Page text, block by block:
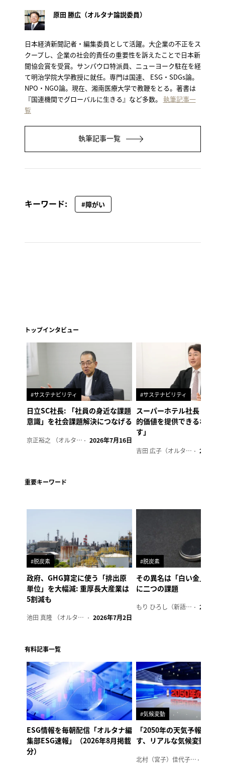
原田 勝広（オルタナ論説委員）
日本経済新聞記者・編集委員として活躍。大企業の不正をス
クープし、企業の社会的責任の重要性を訴えたことで日本新
聞協会賞を受賞。サンパウロ特派員、ニューヨーク駐在を経
て明治学院大学教授に就任。専門は国連、 ESG・SDGs論。
NPO・NGO論。現在、湘南医療大学で教鞭をとる。著書は
『国連機関でグローバルに生きる』など多数。 執筆記事一
覧
執筆記事一覧
キーワード: #障がい
トップインタビュー
#サステナビリティ
日立SC社長: 「社員の身近な課題
意識」を社会課題解決につなげる
京正裕之 （オルタナ副編集長） 2026年7月16日
#サステナビリティ
スーパーホテル社長「地域
的価値を提供できるホテル
す」
吉田 広子（オルタナ輪番編集長） 2026年6
重要キーワード
#脱炭素
政府、GHG算定に使う「排出原
単位」を大幅減: 重厚長大産業は
5割減も
池田 真隆 （オルタナ輪番編集長） 2026年7月2日
#脱炭素
その異名は「白い金」、リ
に二つの課題
もり ひろし（新語ウォッチャー） 2023年7
有料記事一覧
ESG情報を毎朝配信「オルタナ編
集部ESG速報」（2026年8月掲載
分）
#気候変動
「2050年の天気予報 Ver.2
す、リアルな気候変動の影
北村（宮子）佳代子（オルタナ輪番編集長）